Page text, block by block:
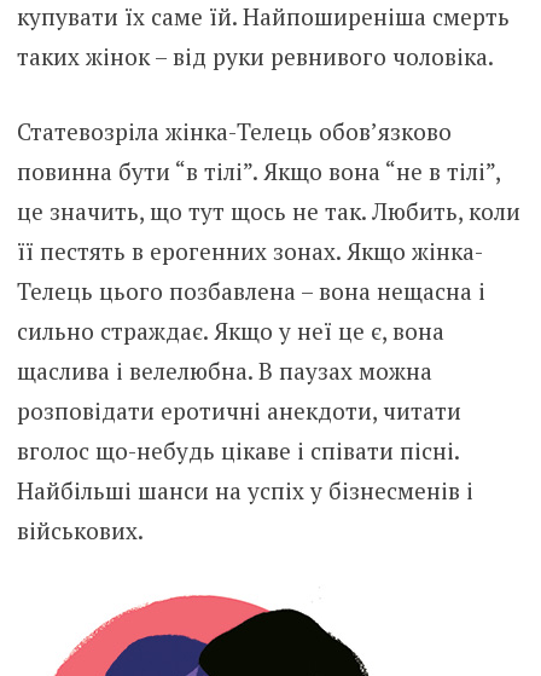
купувати їх саме їй. Найпоширеніша смерть
таких жінок – від руки ревнивого чоловіка.
Статевозріла жінка-Телець обов’язково
повинна бути “в тілі”. Якщо вона “не в тілі”,
це значить, що тут щось не так. Любить, коли
її пестять в ерогенних зонах. Якщо жінка-
Телець цього позбавлена – вона нещасна і
сильно страждає. Якщо у неї це є, вона
щаслива і велелюбна. В паузах можна
розповідати еротичні анекдоти, читати
вголос що-небудь цікаве і співати пісні.
Найбільші шанси на успіх у бізнесменів і
військових.